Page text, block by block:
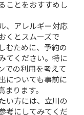
ことをおすすめし
、アレルギー対応
くとスムーズで
むために、予約の
てください。特に
での利用を考えて
についても事前に
ります。
方には、 立川の
考にしてみてくだ